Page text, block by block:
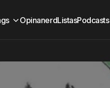
OpinanerdListasPodcasts